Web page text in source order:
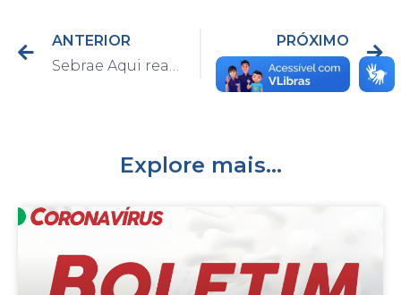
ANTERIOR
Sebrae Aqui realiza curso online e gratuito para quem quer iniciar um negócio
PRÓXIMO
Guarda Civil de Capivari apreende cocaína e maconha no São João
Explore mais...